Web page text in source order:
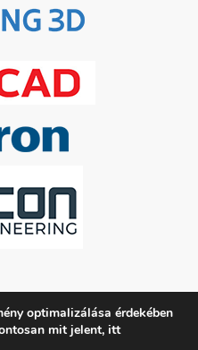
optimalizálása érdekében
mit jelent, itt